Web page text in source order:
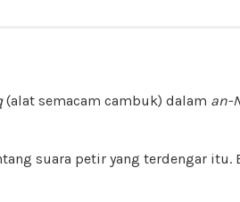
(alat semacam cambuk) dalam an-
suara petir yang terdengar itu.